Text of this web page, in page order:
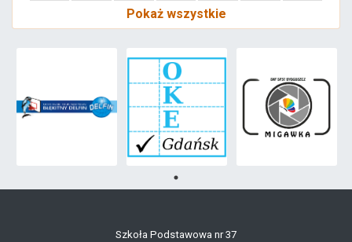
Pokaż wszystkie
Szkoła Podstawowa nr 37